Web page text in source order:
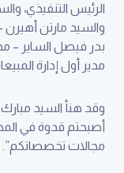
الرئيس التنفيذي،
والسيد مارتن أهيرن
بدر فيصل الساير –
مدير أول إدارة
وقد هنأ السيد مبارك
أصبحتم قدوة في
مجالات تخصصاتكم”.